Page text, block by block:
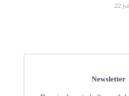
22
Newsletter